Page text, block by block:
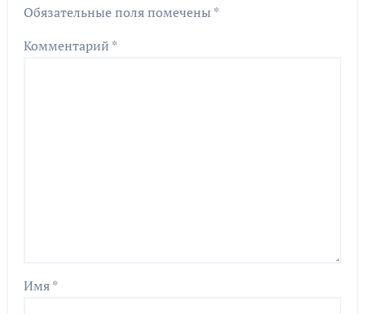
Обязательные поля помечены *
Комментарий *
Имя*